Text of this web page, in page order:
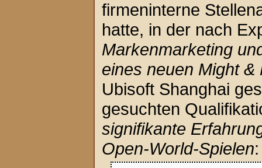
firmeninterne
hatte, in der nach
Markenmarketing
eines neuen Might &
Ubisoft Shanghai
gesuchten
signifikante
Open-World-Spielen: